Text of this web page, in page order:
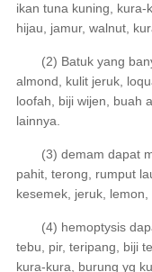
ikan tuna kuning, kura-
hijau, jamur, walnut,
(2) Batuk yang
almond, kulit jeruk,
loofah, biji wijen, buah
lainnya.
(3) demam dapat
pahit, terong, rumput
kesemek, jeruk, lemon,
(4) hemoptysis
tebu, pir, teripang, biji
kura-kura, burung yg